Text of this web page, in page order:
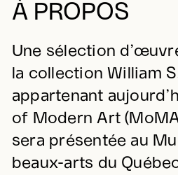
À PROPOS
Une sélection
la collection William
appartenant
of Modern Art
sera présentée au
beaux-arts du